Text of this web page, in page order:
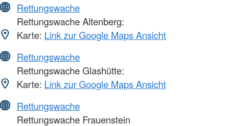
Rettungswache
Rettungswache Altenberg:
Karte: Link zur Google Maps Ansicht
Rettungswache
Rettungswache Glashütte:
Karte: Link zur Google Maps Ansicht
Rettungswache
Rettungswache Frauenstein